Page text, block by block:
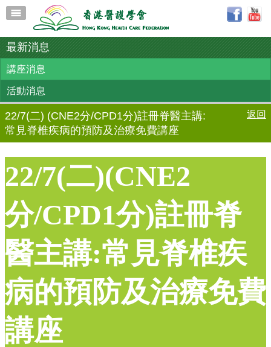
最新消息
講座消息
活動消息
22/7(二) (CNE2分/CPD1分)註冊脊醫主講:
常見脊椎疾病的預防及治療免費講座
返回
22/7(二)(CNE2
分/CPD1分)註冊脊
醫主講:常見脊椎疾
病的預防及治療免費
講座